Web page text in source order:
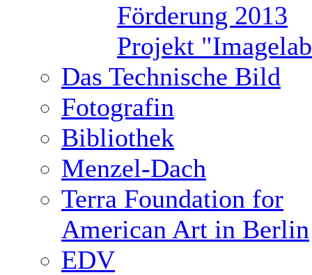
Förderung 2013
Projekt
Das Technische Bild
Fotografin
Bibliothek
Menzel-Dach
Terra Foundation for
American Art in Berlin
EDV